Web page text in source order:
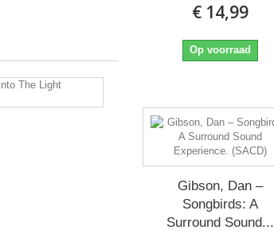
Burgh
Light
€ 14,99
Op voorraad
Gibson, Dan ‎–
Songbirds: A
Surround Sound...